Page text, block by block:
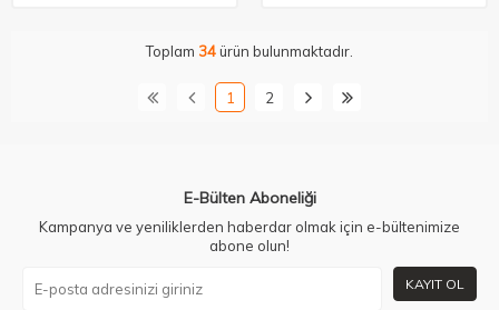
Toplam 34ürün bulunmaktadır.
1 2
E-Bülten Aboneliği
Kampanya ve yeniliklerden haberdar olmak için e-bültenimize
abone olun!
KAYIT OL